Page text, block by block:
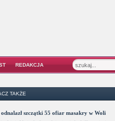
REDAKCJA
TAKŻE
szczątki 55 ofiar masakry w Woli